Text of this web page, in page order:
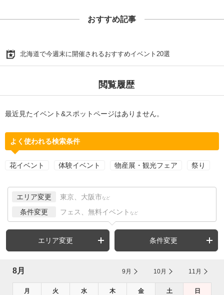
おすすめ記事
北海道で今週末に開催されるおすすめイベント20選
閲覧履歴
最近見たイベント&スポットページはありません。
よく使われる検索条件
花イベント 体験イベント 物産展・観光フェア 祭り
エリア変更 東京、大阪市 など
条件変更 フェス、無料イベント など
エリア変更 条件変更
8月 9月 10月 11月
月 火 水 木 金 土 日